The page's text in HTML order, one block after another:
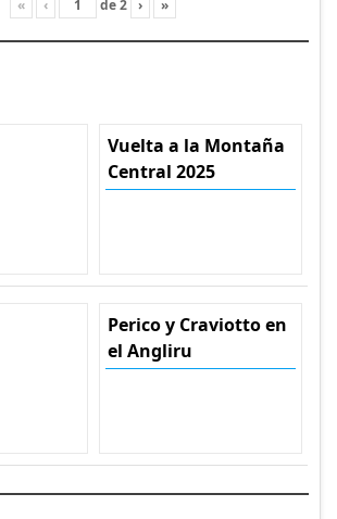
« ‹ de2 › »
Vuelta a la Montaña
Central 2025
Perico y Craviotto en
el Angliru